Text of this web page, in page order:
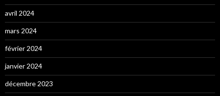
avril 2024
mars 2024
février 2024
janvier 2024
décembre 2023